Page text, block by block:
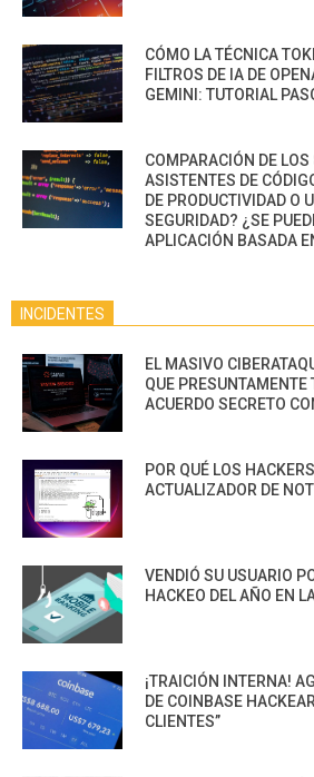
CÓMO LA TÉCNICA
FILTROS DE IA DE
GEMINI: TUTORIAL
COMPARACIÓN DE
ASISTENTES DE
DE PRODUCTIVIDAD O
SEGURIDAD? ¿SE
APLICACIÓN BASADA
INCIDENTES
EL MASIVO
QUE PRESUNTAMENTE
ACUERDO SECRETO
POR QUÉ LOS
ACTUALIZADOR DE
VENDIÓ SU USUARIO
HACKEO DEL AÑO EN
¡TRAICIÓN INTERNA!
DE COINBASE
CLIENTES”